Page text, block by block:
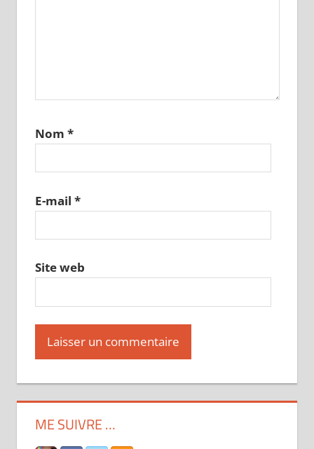
Nom *
E-mail *
Site web
ME SUIVRE …